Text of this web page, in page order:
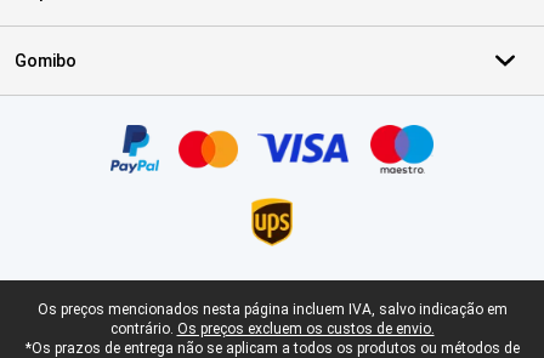
Gomibo
Rodapé legal
Os preços mencionados nesta página incluem IVA, salvo indicação em
contrário. Os preços excluem os custos de envio.
*Os prazos de entrega não se aplicam a todos os produtos ou métodos de